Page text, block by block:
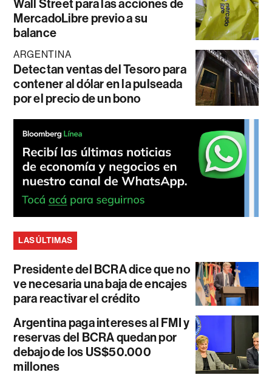
Wall Street para las acciones de
MercadoLibre previo a su
balance
ARGENTINA
Detectan ventas del Tesoro para
contener al dólar en la pulseada
por el precio de un bono
LAS ÚLTIMAS
Presidente del BCRA dice que no
ve necesaria una baja de encajes
para reactivar el crédito
Argentina paga intereses al FMI y
reservas del BCRA quedan por
debajo de los US$50.000
millones